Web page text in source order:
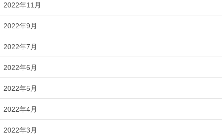
2022年11月
2022年9月
2022年7月
2022年6月
2022年5月
2022年4月
2022年3月